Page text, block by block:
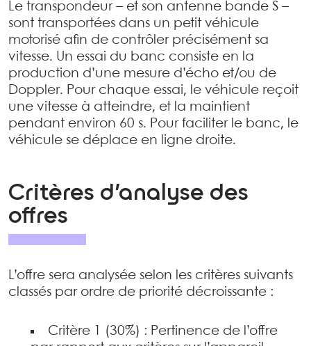
Le transpondeur – et son antenne bande S –
sont transportées dans un petit véhicule
motorisé afin de contrôler précisément sa
vitesse. Un essai du banc consiste en la
production d’une mesure d’écho et/ou de
Doppler. Pour chaque essai, le véhicule reçoit
une vitesse à atteindre, et la maintient
pendant environ 60 s. Pour faciliter le banc, le
véhicule se déplace en ligne droite.
Critères d’analyse des
offres
L’offre sera analysée selon les critères suivants
classés par ordre de priorité décroissante :
Critère 1 (30%) : Pertinence de l’offre